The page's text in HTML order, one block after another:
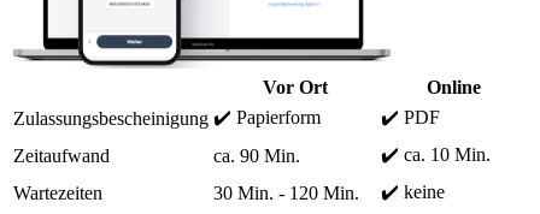
Vor Ort
Online
Zulassungsbescheinigung ✔️ Papierform
✔️ PDF
Zeitaufwand
ca. 90 Min.
✔️ ca. 10 Min.
Wartezeiten
30 Min. - 120 Min. ✔️ keine